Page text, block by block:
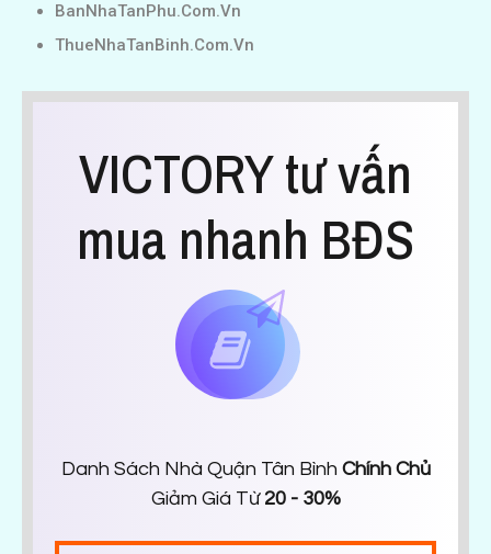
BanNhaTanPhu.Com.Vn
ThueNhaTanBinh.Com.Vn
VICTORY tư vấn
mua nhanh BĐS
Danh Sách Nhà Quận Tân Bình Chính Chủ
Giảm Giá Từ 20 - 30%